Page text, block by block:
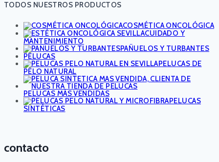
TODOS NUESTROS PRODUCTOS
COSMÉTICA ONCOLÓGICA
CUIDADO Y
MANTENIMIENTO
PAÑUELOS Y TURBANTES
PELUCAS
PELUCAS DE
PELO NATURAL
PELUCAS MÁS VENDIDAS
PELUCAS
SINTÉTICAS
contacto